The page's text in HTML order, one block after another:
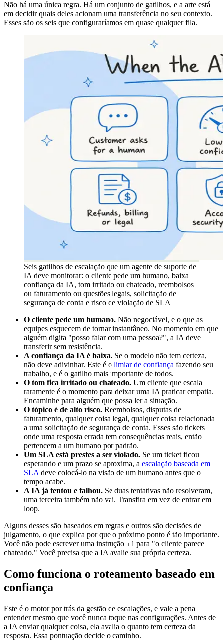
Não há uma única regra. Há um conjunto de gatilhos, e a arte está
em decidir quais deles acionam uma transferência no seu contexto.
Esses são os seis que configuraríamos em quase qualquer fila.
Seis gatilhos de escalação que um agente de suporte de
IA deve monitorar: o cliente pede um humano, baixa
confiança da IA, tom irritado ou chateado, reembolsos
ou faturamento ou questões legais, solicitação de
segurança de conta e risco de violação de SLA
O cliente pede um humano. Não negociável, e o que as
equipes esquecem de tornar instantâneo. No momento em que
alguém digita "posso falar com uma pessoa?", a IA deve
transferir sem resistência.
A confiança da IA é baixa. Se o modelo não tem certeza,
não deve adivinhar. Este é o limiar de confiança fazendo seu
trabalho, e é o gatilho mais importante de todos.
O tom fica irritado ou chateado. Um cliente que escala
raramente é o momento para deixar uma IA praticar empatia.
Encaminhe para alguém que possa ler a situação.
O tópico é de alto risco. Reembolsos, disputas de
faturamento, qualquer coisa legal, qualquer coisa relacionada
a uma solicitação de segurança de conta. Esses são tickets
onde uma resposta errada tem consequências reais, então
pertencem a um humano por padrão.
Um SLA está prestes a ser violado. Se um ticket ficou
esperando e um prazo se aproxima, a escalação baseada em
SLA deve colocá-lo na visão de um humano antes que o
tempo acabe.
A IA já tentou e falhou. Se duas tentativas não resolveram,
uma terceira também não vai. Transfira em vez de entrar em
loop.
Alguns desses são baseados em regras e outros são decisões de
julgamento, o que explica por que o próximo ponto é tão importante.
Você não pode escrever uma instrução if para "o cliente parece
chateado." Você precisa que a IA avalie sua própria certeza.
Como funciona o roteamento baseado em
confiança
Este é o motor por trás da gestão de escalações, e vale a pena
entender mesmo que você nunca toque nas configurações. Antes de
a IA enviar qualquer coisa, ela avalia o quanto tem certeza da
resposta. Essa pontuação decide o caminho.